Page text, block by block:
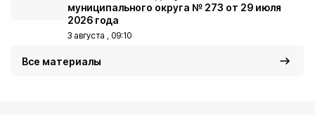
муниципального округа № 273 от 29 июля
2026 года
3 августа , 09:10
Все материалы